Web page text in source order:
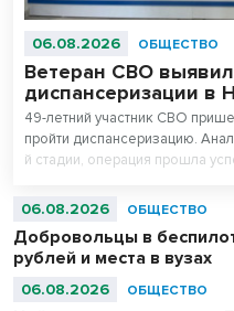
06.08.2026 ОБЩЕСТВО
Ветеран СВО
диспансеризации в
49-летний участник СВО
пройти диспансеризацию.
й стадии, операция прошла
06.08.2026 ОБЩЕСТВО
Добровольцы в
рублей и места в вузах
06.08.2026 ОБЩЕСТВО